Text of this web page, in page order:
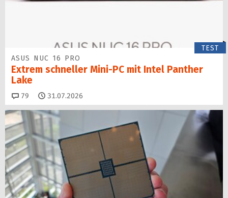
TEST
ASUS NUC 16 PRO
Extrem schneller Mini-PC mit Intel Panther
Lake
79 Kommentare
31.07.2026